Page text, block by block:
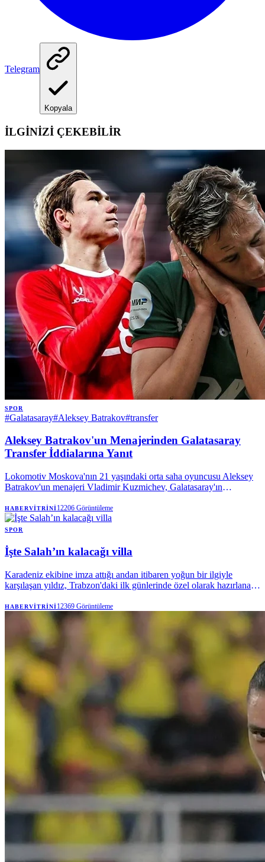
Telegram
Kopyala
İLGİNİZİ ÇEKEBİLİR
SPOR
#Galatasaray#Aleksey Batrakov#transfer
Aleksey Batrakov'un Menajerinden Galatasaray
Transfer İddialarına Yanıt
Lokomotiv Moskova'nın 21 yaşındaki orta saha oyuncusu Aleksey
Batrakov'un menajeri Vladimir Kuzmichev, Galatasaray'ın
teklif olmadığını, sadece bir niyet mektubu gönderildiğini belirterek,
transfer komisyonu iddialarını yalanladı.
HABERVITRINI12206 Görüntüleme
SPOR
İşte Salah’ın kalacağı villa
Karadeniz ekibine imza attığı andan itibaren yoğun bir ilgiyle
karşılaşan yıldız, Trabzon'daki ilk günlerinde özel olarak hazırlanan
ikameti için süreç hızlı ilerledi.
HABERVITRINI12369 Görüntüleme